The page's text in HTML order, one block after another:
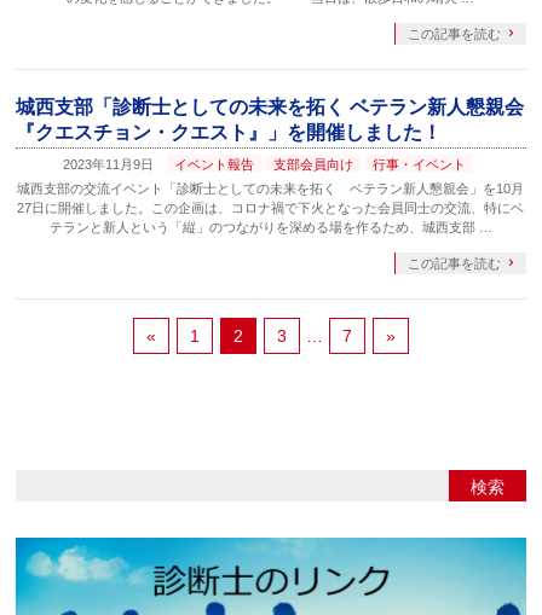
この記事を読む
城西支部「診断士としての未来を拓く ベテラン新人懇親会
『クエスチョン・クエスト』」を開催しました！
2023年11月9日 イベント報告 支部会員向け
行事・イベント
城西支部の交流イベント「診断士としての未来を拓く ベテラン新人懇親会」を10月
27日に開催しました。この企画は、コロナ禍で下火となった会員同士の交流、特にベ
テランと新人という「縦」のつながりを深める場を作るため、城西支部 …
この記事を読む
« 1 2 3 7 »